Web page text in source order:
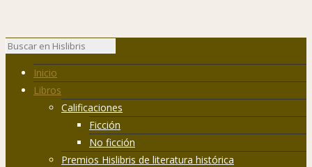
Inicio
Libros
Calificaciones
Ficción
No ficción
Premios Hislibris de literatura histórica